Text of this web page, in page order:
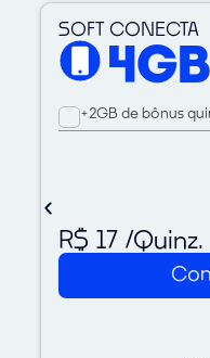
SOFT CONECTA
4GB
+2GB de bônus
R$ 17 /Quinz.